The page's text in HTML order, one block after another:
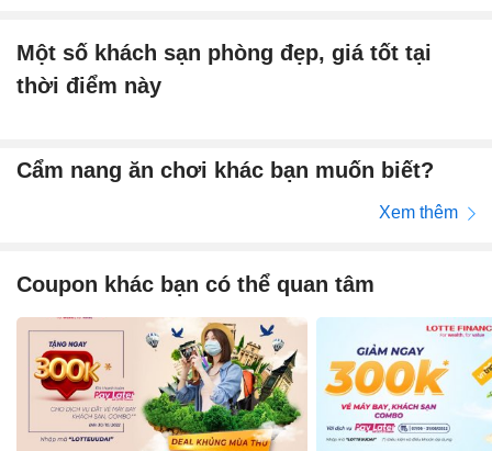
Một số khách sạn phòng đẹp, giá tốt tại
thời điểm này
Cẩm nang ăn chơi khác bạn muốn biết?
Xem thêm
Coupon khác bạn có thể quan tâm